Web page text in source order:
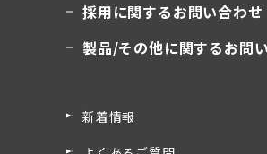
採用に関するお問い合わせ
製品/その他に関するお問
新着情報